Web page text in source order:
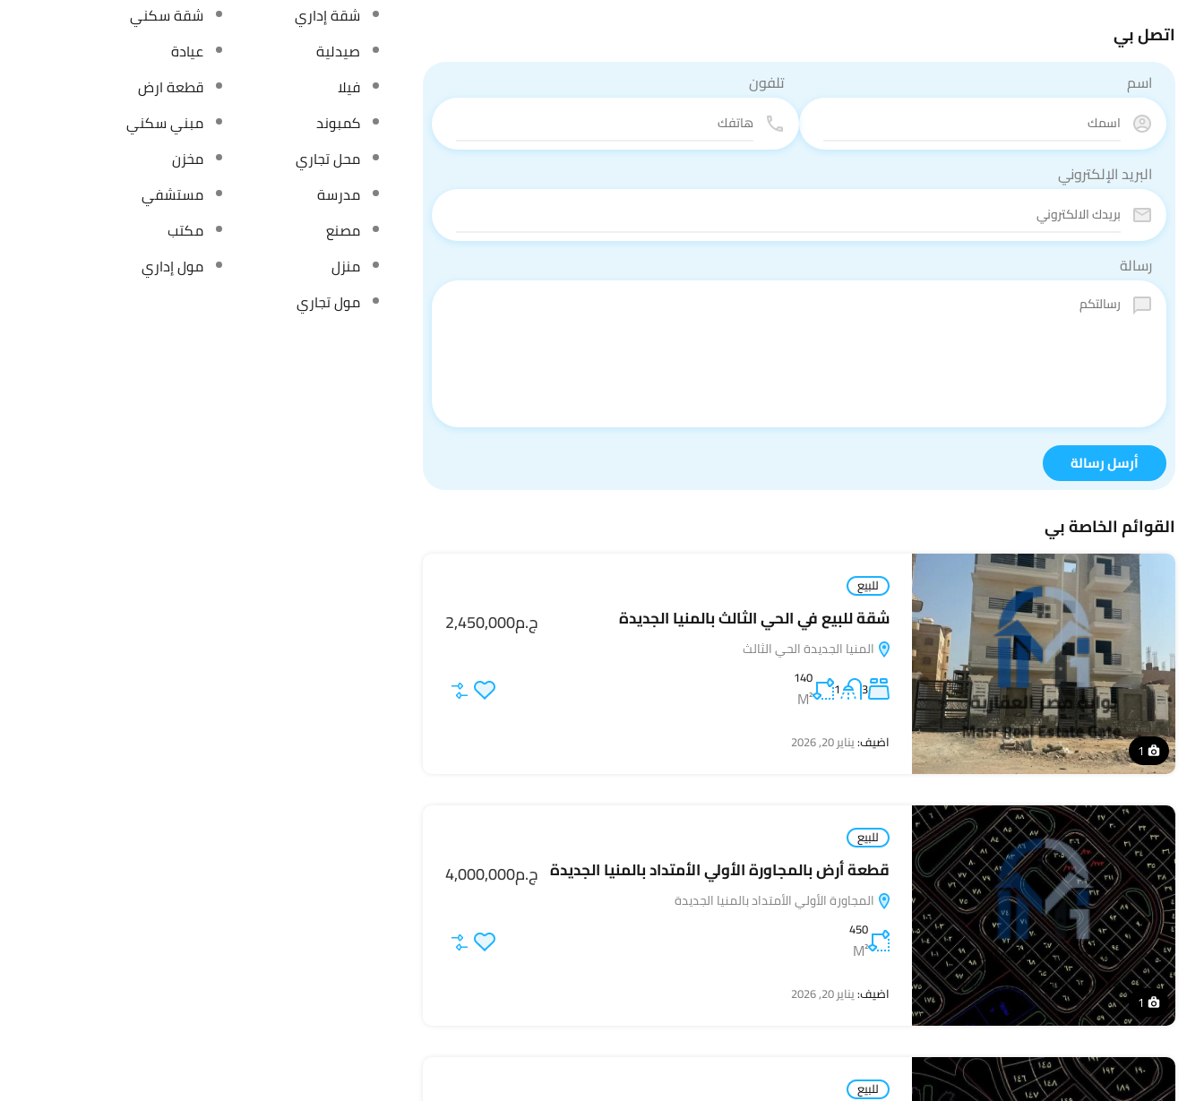
اتصل بي
اسم تلفون
البريد الإلكتروني
رسالة
أرسل رسالة
القوائم الخاصة بي
1
للبيع
شقة للبيع في الحي الثالث بالمنيا الجديدة
المنيا الجديدة الحي الثالث
ج.م2,450,000
3
1
140
M²
اضيف:يناير 20, 2026
1
للبيع
قطعة أرض بالمجاورة الأولي الأمتداد بالمنيا الجديدة
المجاورة الأولي الأمتداد بالمنيا الجديدة
ج.م4,000,000
450
M²
اضيف:يناير 20, 2026
للبيع
شقة إداري
شقة سكني
صيدلية
عيادة
فيلا
قطعة ارض
كمبوند
مبني سكني
محل تجاري
مخزن
مدرسة
مستشفي
مصنع
مكتب
منزل
مول إداري
مول تجاري